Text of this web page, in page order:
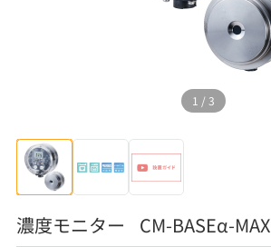
1 / 3
濃度モニター CM-BASEα-MAX